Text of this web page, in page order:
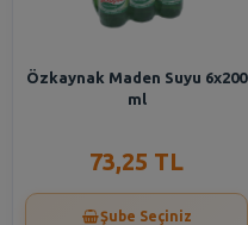
Özkaynak Maden Suyu 6x200
ml
73,25 TL
Şube Seçiniz